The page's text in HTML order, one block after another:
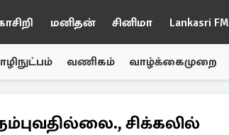
மனிதன் சினிமா Lankasri FM
வணிகம் வாழ்க்கைமுறை
சிக்கலில்